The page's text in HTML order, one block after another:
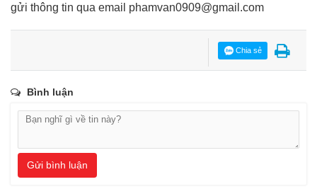
gửi thông tin qua email phamvan0909@gmail.com
Chia sẻ
Bình luận
Gửi bình luận